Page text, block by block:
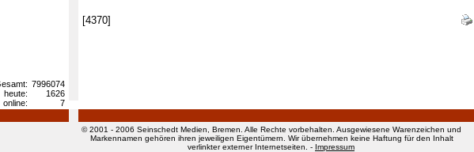
[4370]
7996074
heute:
1626
online:
7
© 2001 - 2006 Seinschedt Medien, Bremen. Alle Rechte vorbehalten. Ausgewiesene Warenzeichen und
Markennamen gehören ihren jeweiligen Eigentümern. Wir übernehmen keine Haftung für den Inhalt
verlinkter externer Internetseiten. - Impressum